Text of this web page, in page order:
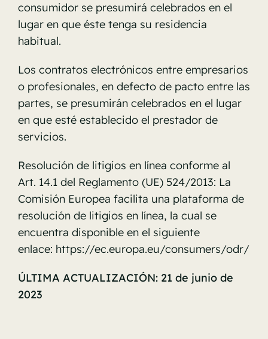
consumidor se presumirá celebrados en el
lugar en que éste tenga su residencia
habitual.
Los contratos electrónicos entre empresarios
o profesionales, en defecto de pacto entre las
partes, se presumirán celebrados en el lugar
en que esté establecido el prestador de
servicios.
Resolución de litigios en línea conforme al
Art. 14.1 del Reglamento (UE) 524/2013: La
Comisión Europea facilita una plataforma de
resolución de litigios en línea, la cual se
encuentra disponible en el siguiente
enlace: https://ec.europa.eu/consumers/odr/
ÚLTIMA ACTUALIZACIÓN: 21 de junio de
2023